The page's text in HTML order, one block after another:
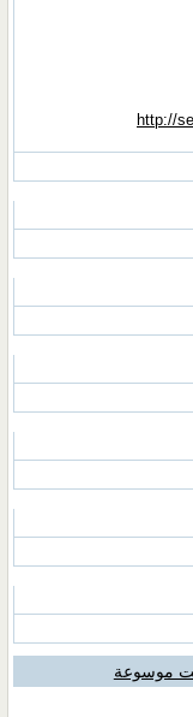
http://
موسوعة